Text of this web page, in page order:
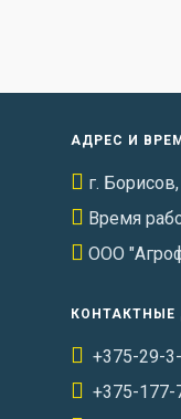
АДРЕС И
г.
Время
ООО
+375-29-
+375-177-